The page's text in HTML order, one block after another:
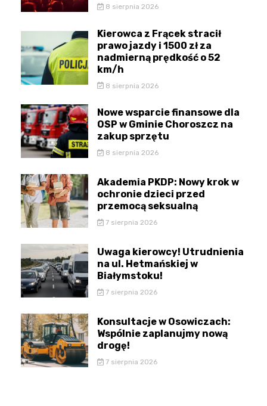
8 sierpnia 2026
Kierowca z Frącek stracił
prawo jazdy i 1500 zł za
nadmierną prędkość o 52
km/h
8 sierpnia 2026
Nowe wsparcie finansowe dla
OSP w Gminie Choroszcz na
zakup sprzętu
8 sierpnia 2026
Akademia PKDP: Nowy krok w
ochronie dzieci przed
przemocą seksualną
7 sierpnia 2026
Uwaga kierowcy! Utrudnienia
na ul. Hetmańskiej w
Białymstoku!
7 sierpnia 2026
Konsultacje w Osowiczach:
Wspólnie zaplanujmy nową
drogę!
7 sierpnia 2026